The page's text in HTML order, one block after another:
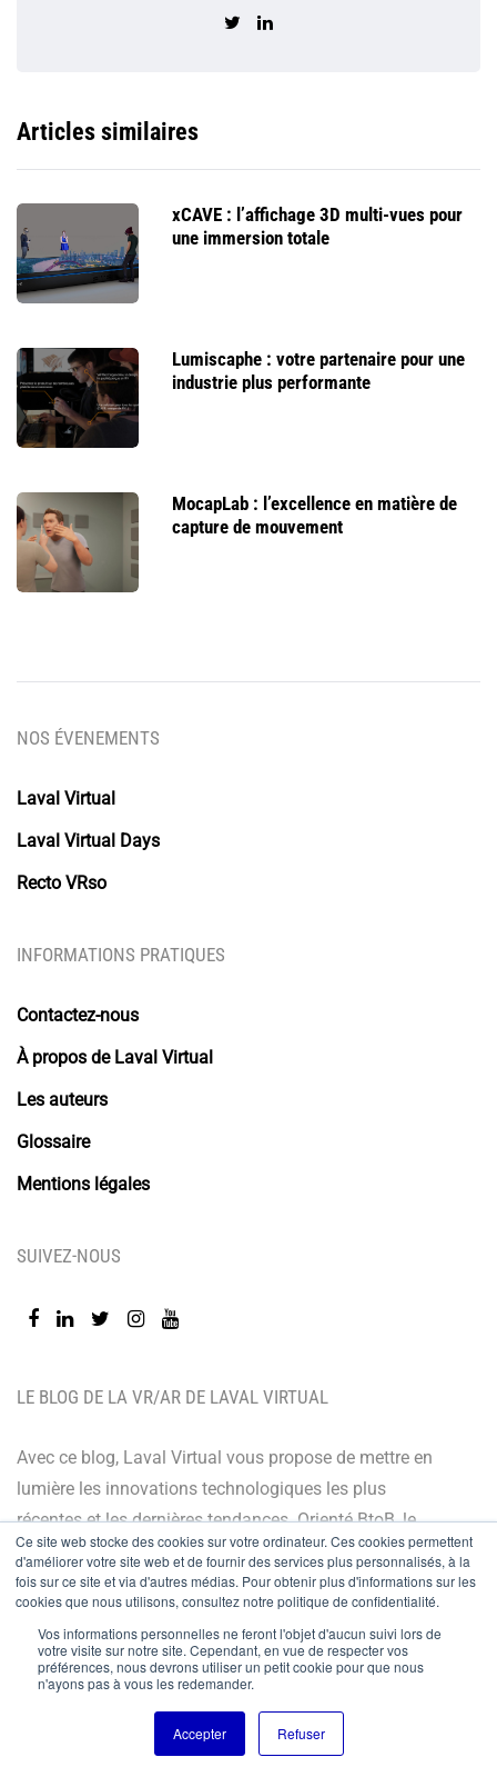
Ce site web stocke des cookies sur votre ordinateur. Ces cookies permettent
d'améliorer votre site web et de fournir des services plus personnalisés, à la
fois sur ce site et via d'autres médias. Pour obtenir plus d'informations sur les
cookies que nous utilisons, consultez notre politique de confidentialité.
Vos informations personnelles ne feront l'objet d'aucun suivi lors de
votre visite sur notre site. Cependant, en vue de respecter vos
préférences, nous devrons utiliser un petit cookie pour que nous
n'ayons pas à vous les redemander.
Accepter Refuser
Articles similaires
xCAVE : l’affichage 3D multi-vues pour
une immersion totale
Lumiscaphe : votre partenaire pour une
industrie plus performante
MocapLab : l’excellence en matière de
capture de mouvement
LE BLOG DE LA VR/AR DE LAVAL VIRTUAL
Avec ce blog, Laval Virtual vous propose de mettre en
lumière les innovations technologiques les plus
récentes et les dernières tendances. Orienté BtoB, le
blog de Laval Virtual s’adresse à tous ceux qui désirent
mieux comprendre et mieux maîtriser les technologies
immersives, les intégrer à leur chaîne de valeur ou
encore anticiper leurs évolutions.
NOS ÉVENEMENTS
Laval Virtual
Laval Virtual Days
Recto VRso
INFORMATIONS PRATIQUES
Contactez-nous
À propos de Laval Virtual
Les auteurs
Glossaire
Mentions légales
SUIVEZ-NOUS